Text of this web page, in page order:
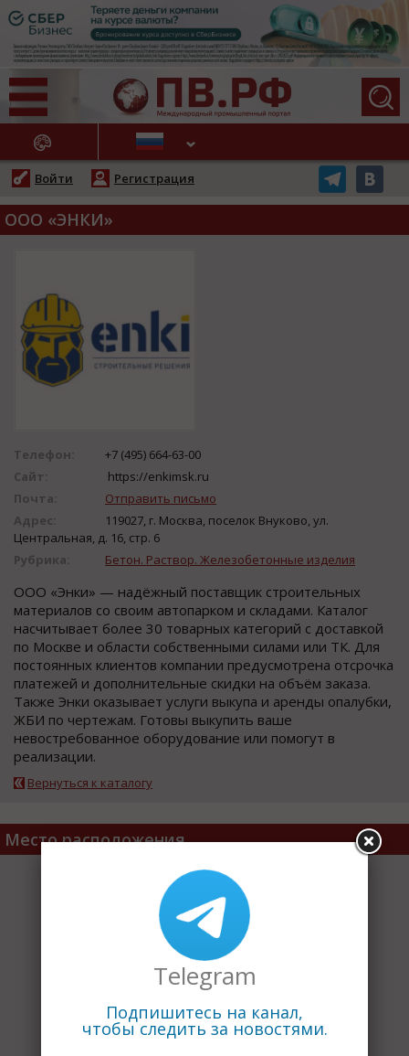
НОВОСТИ
Войти Регистрация
ООО «ЭНКИ»
Телефон:
+7 (495) 664-63-00
Сайт:
https://enkimsk.ru
Почта:
Отправить письмо
Адрес:
119027, г. Москва, поселок Внуково, ул.
Центральная, д. 16, стр. 6
Рубрика:
Бетон. Раствор. Железобетонные изделия
ООО «Энки» — надёжный поставщик строительных
материалов со своим автопарком и складами. Каталог
насчитывает более 30 товарных категорий с доставкой
по Москве и области собственными силами или ТК. Для
постоянных клиентов компании предусмотрена отсрочка
платежей и дополнительные скидки на объём заказа.
Также Энки оказывает услуги выкупа и аренды опалубки,
ЖБИ по чертежам. Готовы выкупить ваше
невостребованное оборудование или помогут в
реализации.
Вернуться к каталогу
Место расположения
Telegram
Подпишитесь на канал,
чтобы следить за новостями.